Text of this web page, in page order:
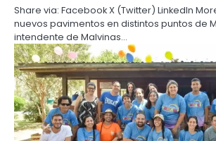
Share via: Facebook X (Twitter) LinkedIn
nuevos pavimentos en distintos puntos de
intendente de Malvinas…